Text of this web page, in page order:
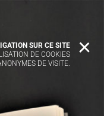
SUR CE SITE
DE COOKIES
DE VISITE.
X